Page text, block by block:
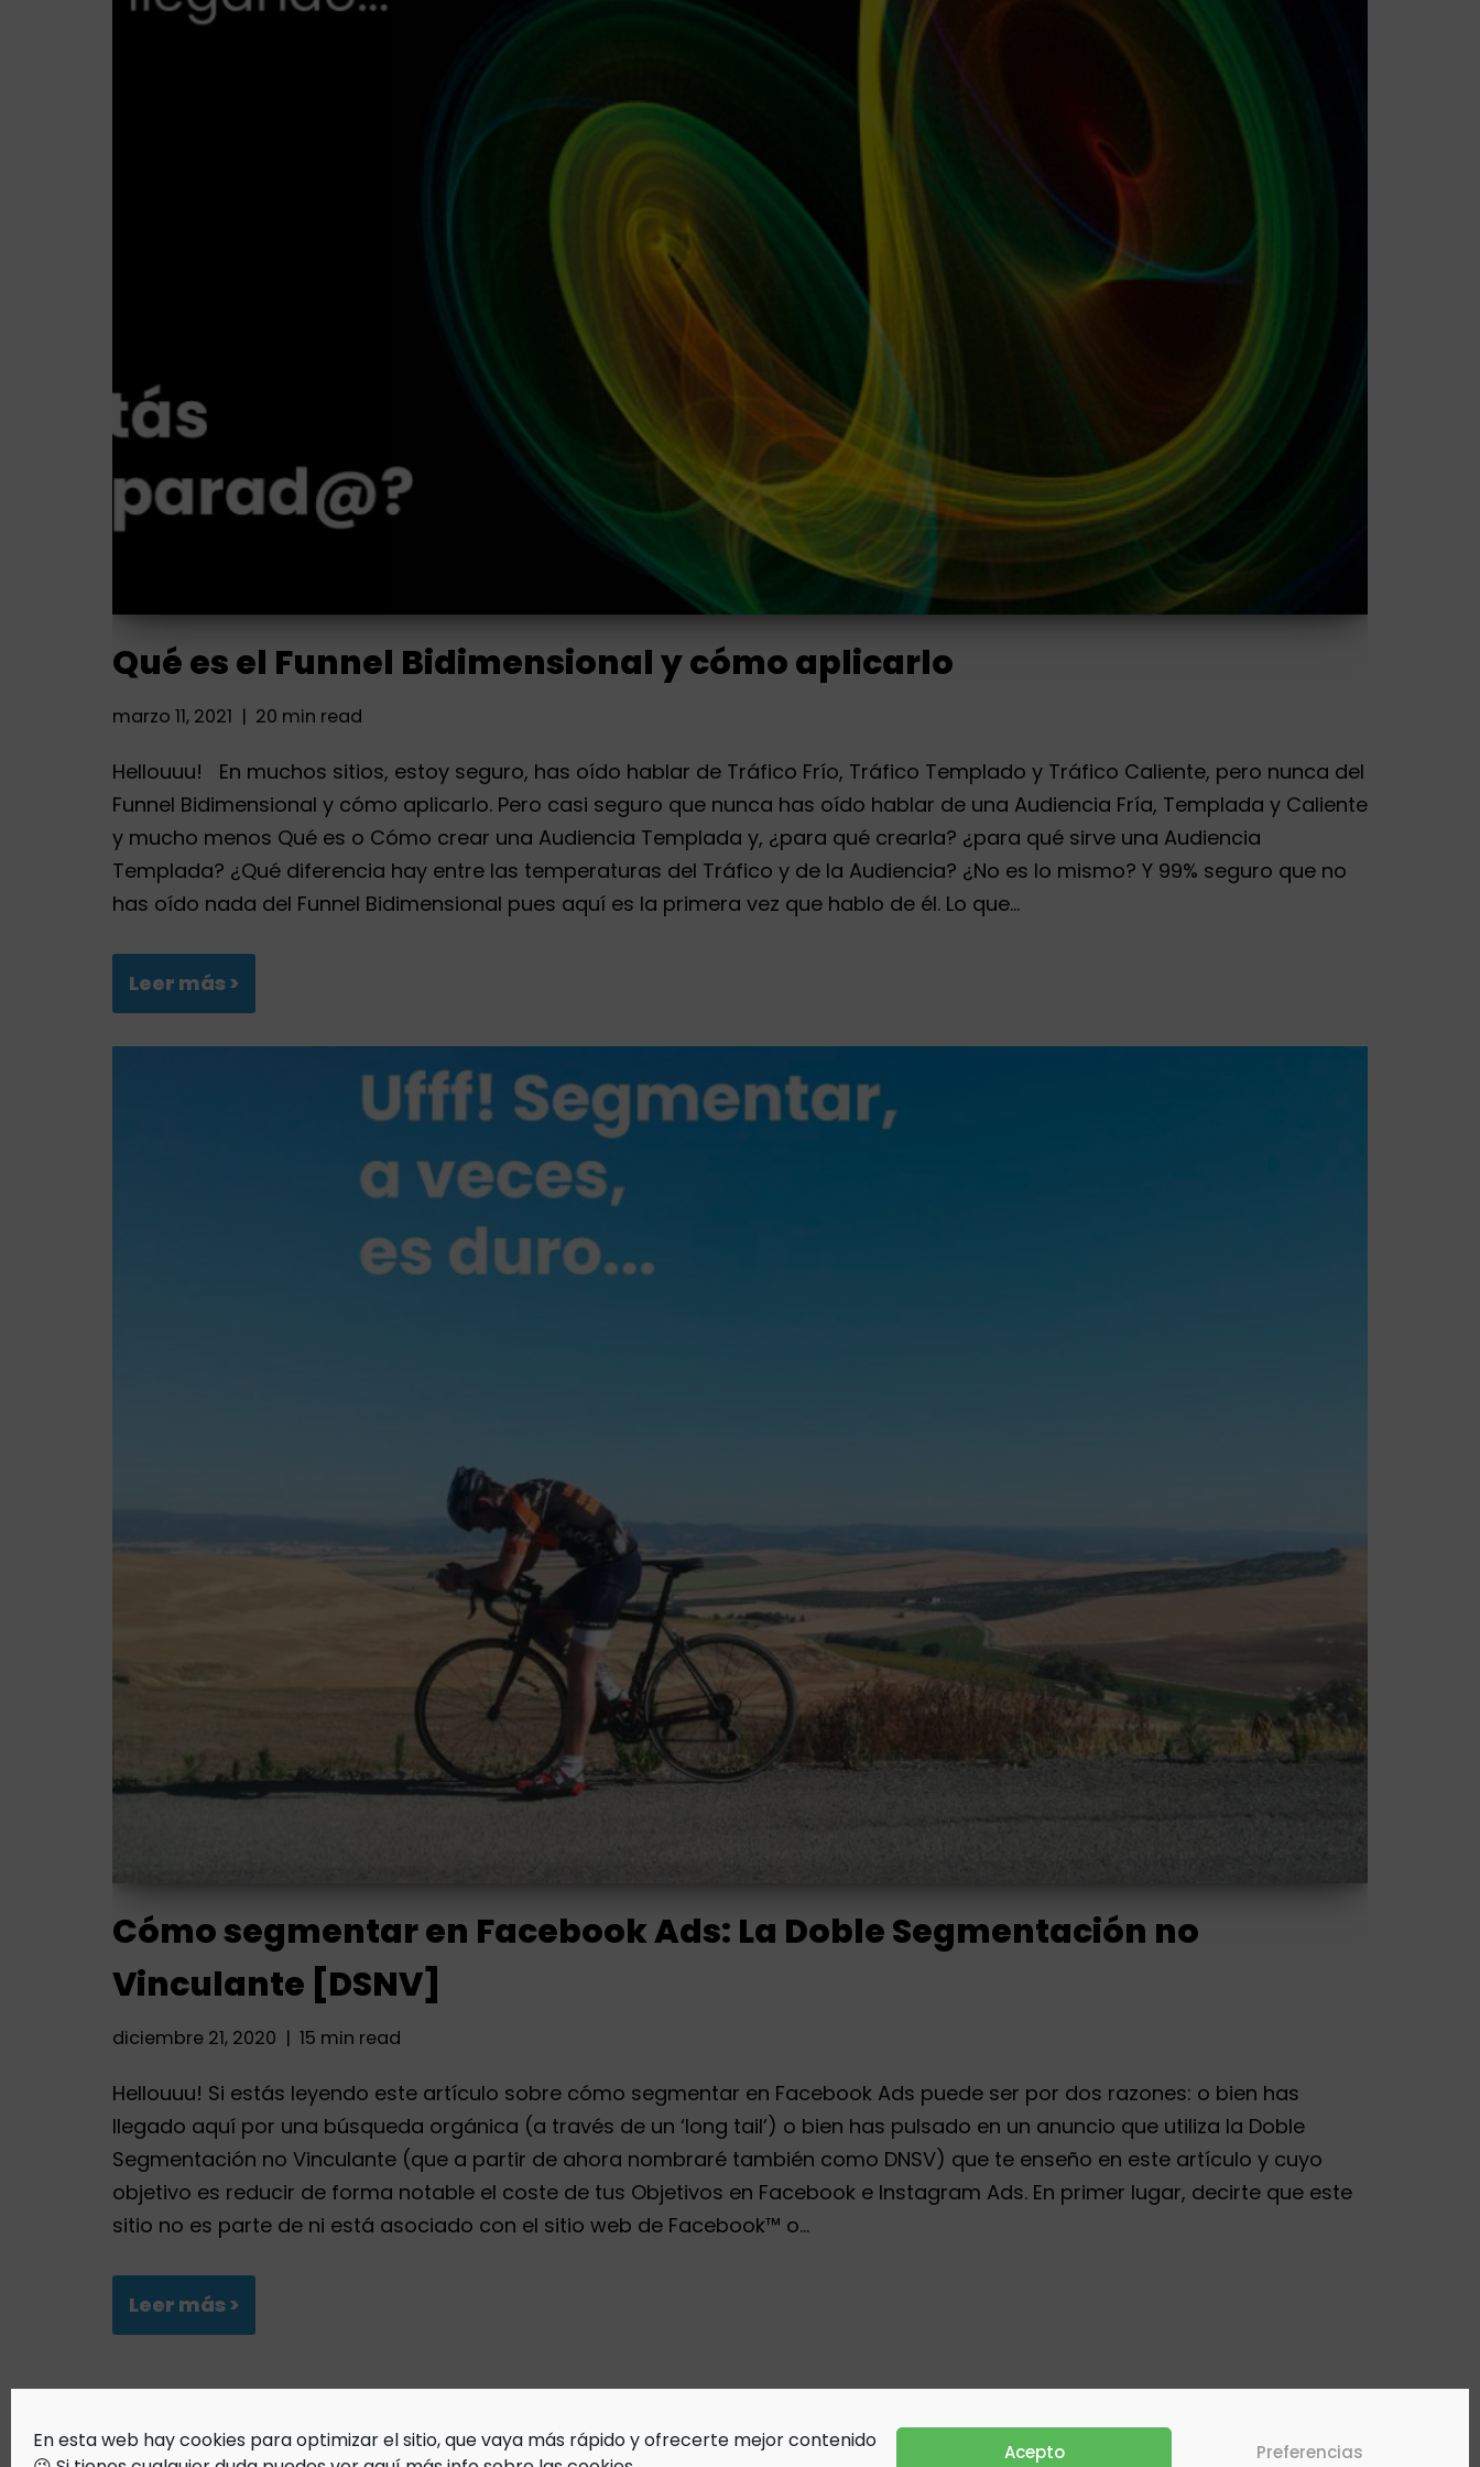
En esta web hay cookies para optimizar el sitio, que vaya más rápido y ofrecerte mejor contenido
Acepto Preferencias
Qué es el Funnel Bidimensional y cómo aplicarlo
marzo 11, 2021 20 min read
Hellouuu! En muchos sitios, estoy seguro, has oído hablar de Tráfico Frío, Tráfico Templado y Tráfico Caliente, pero nunca del
Funnel Bidimensional y cómo aplicarlo. Pero casi seguro que nunca has oído hablar de una Audiencia Fría, Templada y Caliente
y mucho menos Qué es o Cómo crear una Audiencia Templada y, ¿para qué crearla? ¿para qué sirve una Audiencia
Templada? ¿Qué diferencia hay entre las temperaturas del Tráfico y de la Audiencia? ¿No es lo mismo? Y 99% seguro que no
has oído nada del Funnel Bidimensional pues aquí es la primera vez que hablo de él. Lo que…
Leer más >
Cómo segmentar en Facebook Ads: La Doble Segmentación no
Vinculante [DSNV]
diciembre 21, 2020 15 min read
Hellouuu! Si estás leyendo este artículo sobre cómo segmentar en Facebook Ads puede ser por dos razones: o bien has
llegado aquí por una búsqueda orgánica (a través de un ‘long tail’) o bien has pulsado en un anuncio que utiliza la Doble
Segmentación no Vinculante (que a partir de ahora nombraré también como DNSV) que te enseño en este artículo y cuyo
objetivo es reducir de forma notable el coste de tus Objetivos en Facebook e Instagram Ads. En primer lugar, decirte que este
sitio no es parte de ni está asociado con el sitio web de Facebook™ o…
Leer más >